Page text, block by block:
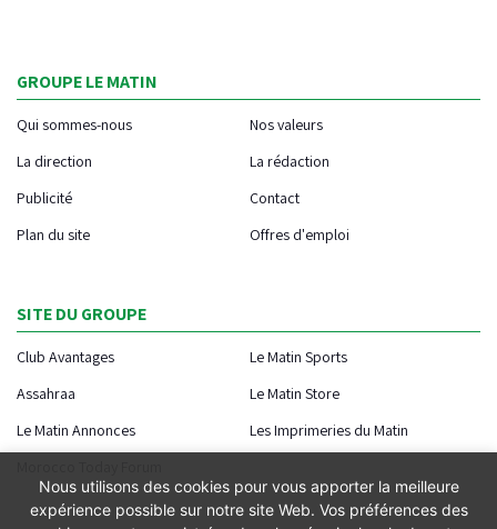
GROUPE LE MATIN
Qui sommes-nous
Nos valeurs
La direction
La rédaction
Publicité
Contact
Plan du site
Offres d'emploi
SITE DU GROUPE
Club Avantages
Le Matin Sports
Assahraa
Le Matin Store
Le Matin Annonces
Les Imprimeries du Matin
Nous utilisons des cookies pour vous apporter la meilleure
expérience possible sur notre site Web. Vos préférences des